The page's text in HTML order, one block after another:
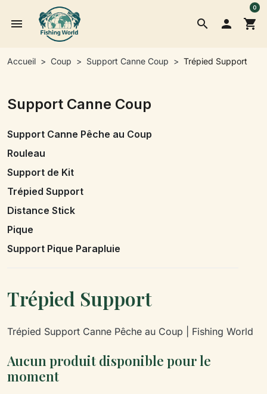
search
menu  shopping_cart
0
Accueil Coup Support Canne Coup Trépied Support
Support Canne Coup
Support Canne Pêche au Coup
Rouleau
Support de Kit
Trépied Support
Distance Stick
Pique
Support Pique Parapluie
Trépied Support
Trépied Support Canne Pêche au Coup | Fishing World
Aucun produit disponible pour le
moment